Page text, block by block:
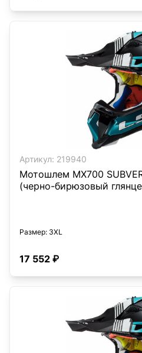
Артикул: 219940
Мотошлем MX700
(черно-бирюзовый
Размер: 3XL
17 552 ₽